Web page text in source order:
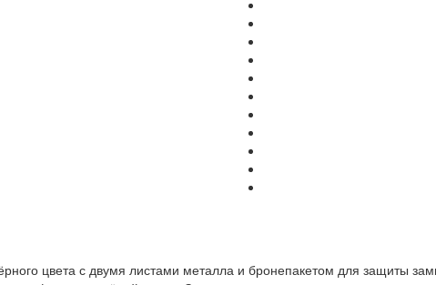
цвета с двумя листами металла и бронепакетом для защиты